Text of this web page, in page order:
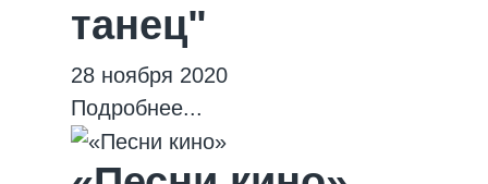
танец"
28 ноября 2020
Подробнее...